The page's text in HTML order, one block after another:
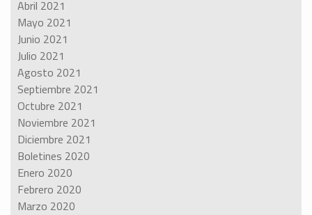
Abril 2021
Mayo 2021
Junio 2021
Julio 2021
Agosto 2021
Septiembre 2021
Octubre 2021
Noviembre 2021
Diciembre 2021
Boletines 2020
Enero 2020
Febrero 2020
Marzo 2020